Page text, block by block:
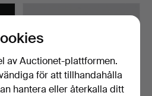
av Auctionet-plattformen.
för att tillhandahålla
hantera eller återkalla ditt